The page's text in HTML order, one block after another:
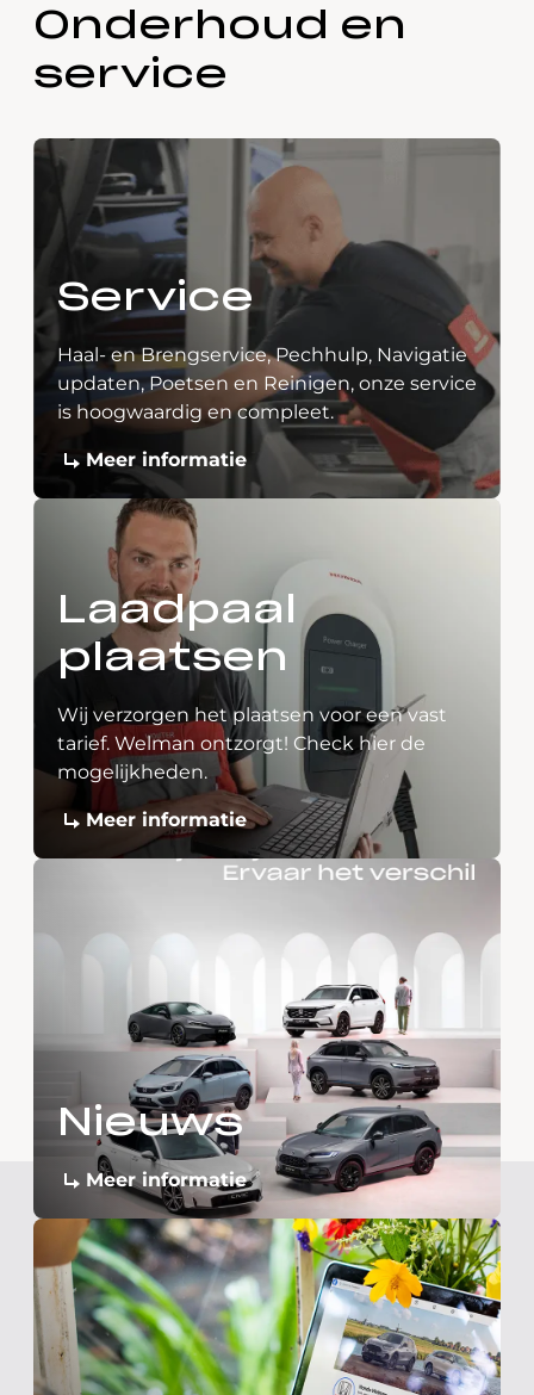
Onderhoud en
service
Service
Haal- en Brengservice, Pechhulp, Navigatie
updaten, Poetsen en Reinigen, onze service
is hoogwaardig en compleet.
Meer informatie
Laadpaal
plaatsen
Wij verzorgen het plaatsen voor een vast
tarief. Welman ontzorgt! Check hier de
mogelijkheden.
Meer informatie
Nieuws
Meer informatie